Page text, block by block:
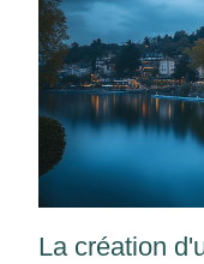
La création